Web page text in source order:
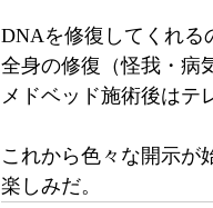
DNAを修復してくれる
全身の修復（怪我・病
メドベッド施術後はテ
これから色々な開示が
楽しみだ。